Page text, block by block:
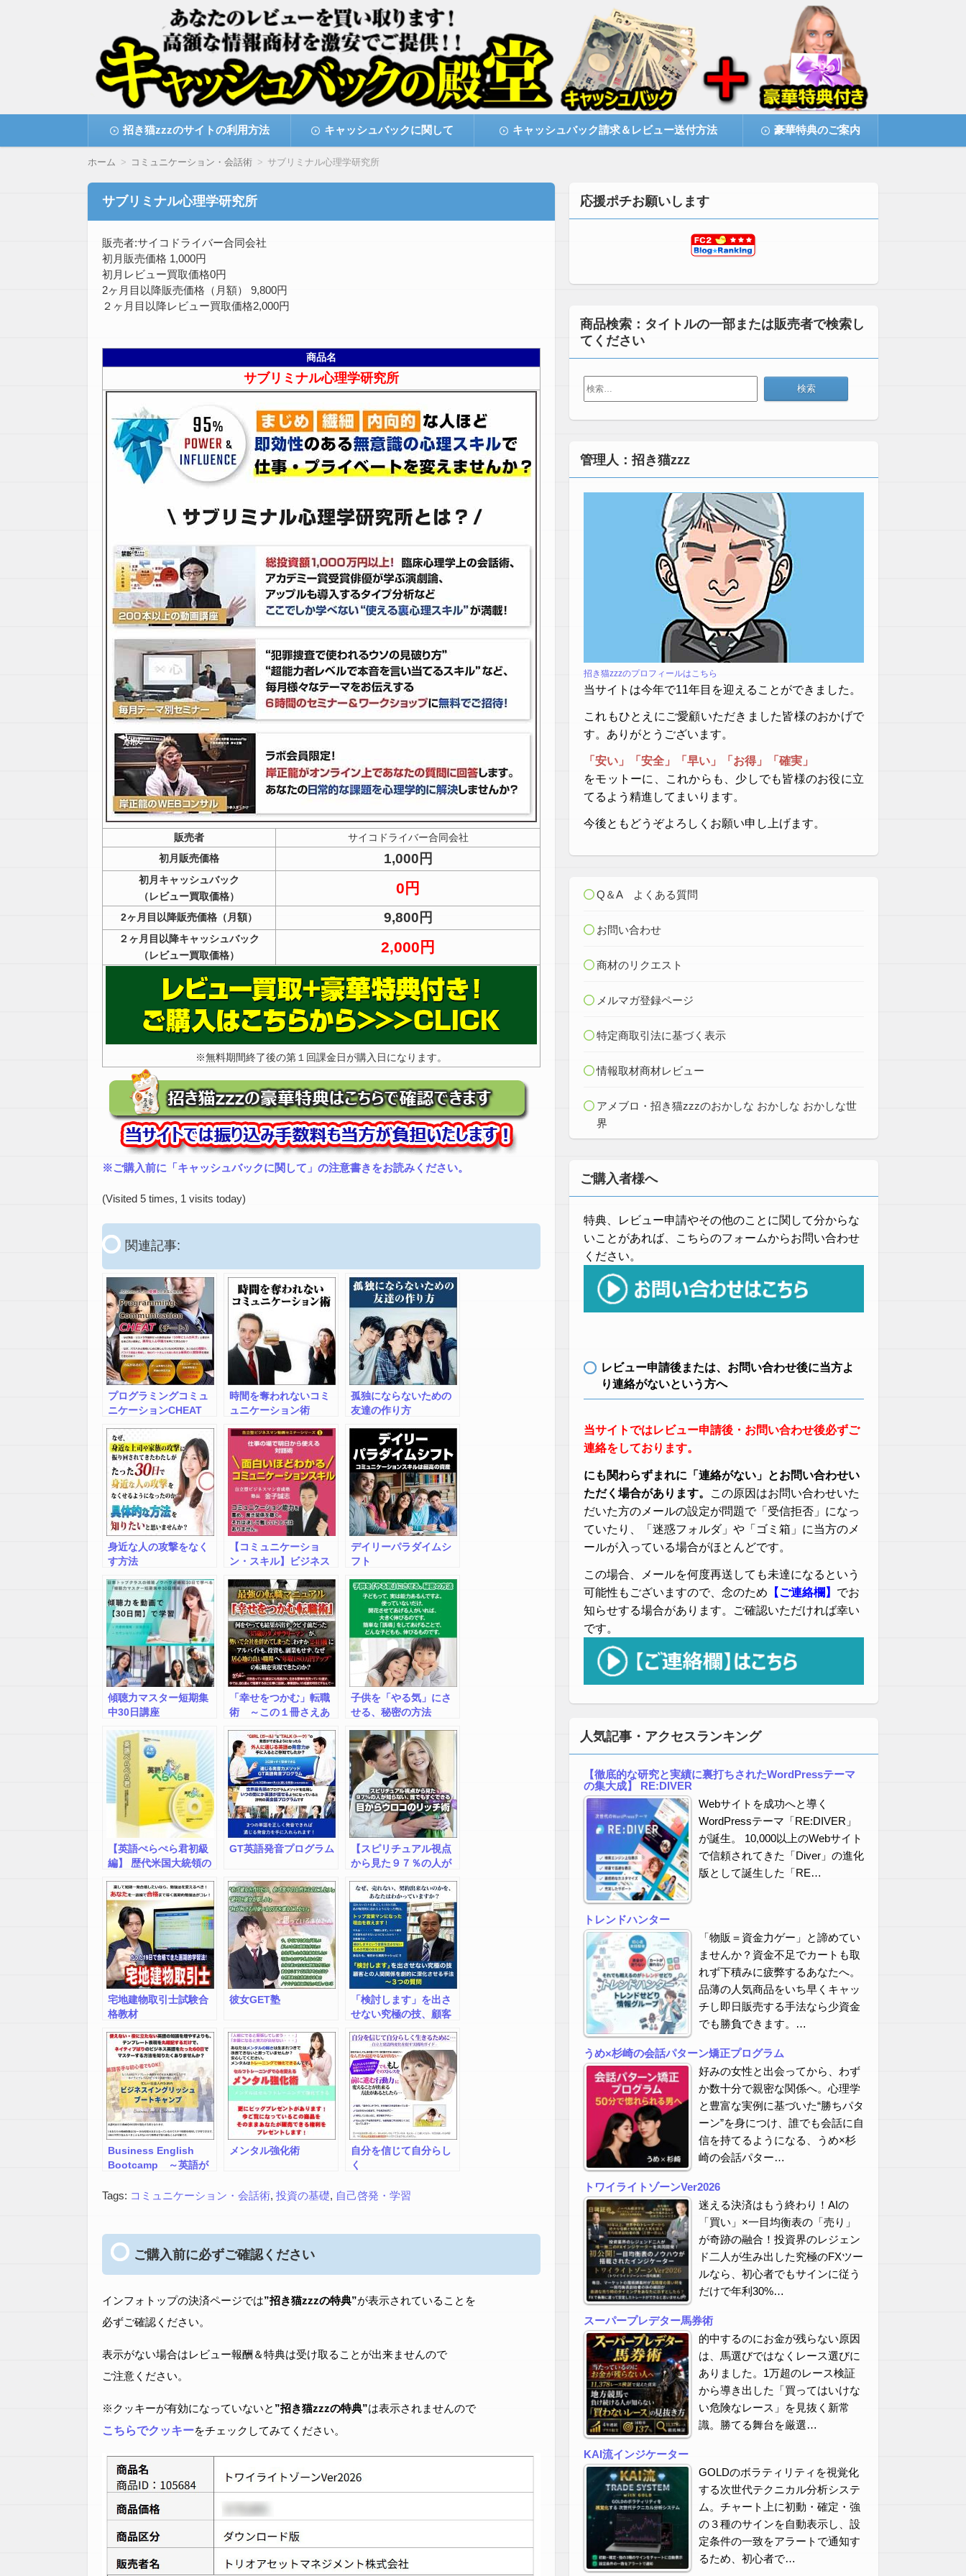
情報商材激安サイト・キャッシュバックの殿堂
高額な情報商材をレビューを買い取ることで激安で購入できます
テ
招き猫zzzのサイトの利用方法 キャッシュバックに関して キャッシュバック請求＆レビュー送付方法 豪華特典のご案内
ホーム コミュニケーション・会話術 サブリミナル心理学研究所
サブリミナル心理学研究所
販売者:サイコドライバー合同会社
初月販売価格 1,000円
初月レビュー買取価格0円
2ヶ月目以降販売価格（月額） 9,800円
２ヶ月目以降レビュー買取価格2,000円
商品名
サブリミナル心理学研究所
販売者
サイコドライバー合同会社
初月販売価格
1,000円
初月キャッシュバック
（レビュー買取価格）
0円
2ヶ月目以降販売価格（月額） 9,800円
２ヶ月目以降キャッシュバック
（レビュー買取価格）
2,000円
※無料期間終了後の第１回課金日が購入日になります。
※ご購入前に「キャッシュバックに関して」の注意書きをお読みください。
(Visited 5 times, 1 visits today)
関連記事:
プログラミングコミュ
ニケーションCHEAT
時間を奪われないコミ
ュニケーション術
孤独にならないための
友達の作り方
身近な人の攻撃をなく
す方法
【コミュニケーショ
ン・スキル】ビジネス
ップするためのコミュ
ニケーション
デイリーパラダイムシ
フト
傾聴力マスター短期集
中30日講座
「幸せをつかむ」転職
術 ～この１冊さえあ
る、実績抜群の転職マ
ニュアル～ ※特典終
了まで残りわずか
子供を「やる気」にさ
せる、秘密の方法
【英語ぺらぺら君初級
編】 歴代米国大統領の
学習法
GT英語発音プログラム
【スピリチュアル視点
から見た９７％の人が
のリッチ術！】
宅地建物取引士試験合
格教材
彼女GET塾
「検討します」を出さ
せない究極の技、顧客
深化させる手法～３つ
の質問
Business English
Bootcamp ～英語が
ビジネス英語マスター
メンタル強化術
自分を信じて自分らし
く
Tags: コミュニケーション・会話術, 投資の基礎, 自己啓発・学習
ご購入前に必ずご確認ください
インフォトップの決済ページでは”招き猫zzzの特典”が表示されていることを
必ずご確認ください。
表示がない場合はレビュー報酬＆特典は受け取ることが出来ませんので
ご注意ください。
※クッキーが有効になっていないと ”招き猫zzzの特典”は表示されませんので
こちらでクッキーをチェックしてみてください。
応援ポチお願いします
商品検索：タイトルの一部または販売者で検索し
てください
検
索:
管理人：招き猫zzz
招き猫zzzのプロフィールはこちら
当サイトは今年で11年目を迎えることができました。
これもひとえにご愛顧いただきました皆様のおかげで
す。ありがとうございます。
「安い」「安全」「早い」「お得」「確実」
をモットーに、これからも、少しでも皆様のお役に立
てるよう精進してまいります。
今後ともどうぞよろしくお願い申し上げます。
Q＆A よくある質問
お問い合わせ
商材のリクエスト
メルマガ登録ページ
特定商取引法に基づく表示
情報取材商材レビュー
アメブロ・招き猫zzzのおかしな おかしな おかしな世
界
ご購入者様へ
特典、レビュー申請やその他のことに関して分からな
いことがあれば、こちらのフォームからお問い合わせ
ください。
レビュー申請後または、お問い合わせ後に当方よ
り連絡がないという方へ
当サイトではレビュー申請後・お問い合わせ後必ずご
連絡をしております。
にも関わらずまれに「連絡がない」とお問い合わせい
ただく場合があります。
この原因はお問い合わせいた
だいた方のメールの設定が問題で「受信拒否」になっ
ていたり、「迷惑フォルダ」や「ゴミ箱」に当方のメ
ールが入っている場合がほとんどです。
この場合、メールを何度再送しても未達になるという
可能性もございますので、念のため 【ご連絡欄】 でお
知らせする場合があります。ご確認いただければ幸い
です。
人気記事・アクセスランキング
【徹底的な研究と実績に裏打ちされたWordPressテーマ
の集大成】 RE:DIVER
Webサイトを成功へと導く
WordPressテーマ「RE:DIVER」
が誕生。 10,000以上のWebサイト
で信頼されてきた「Diver」の進化
版として誕生した「RE…
トレンドハンター
「物販＝資金力ゲー」と諦めてい
ませんか？資金不足でカートも取
れず下積みに疲弊するあなたへ。
品薄の人気商品をいち早くキャッ
チし即日販売する手法なら少資金
でも勝負できます。…
うめ×杉崎の会話パターン矯正プログラム
好みの女性と出会ってから、わず
か数十分で親密な関係へ。心理学
と豊富な実例に基づいた“勝ちパタ
ーン”を身につけ、誰でも会話に自
信を持てるようになる、うめ×杉
崎の会話パター…
トワイライトゾーンVer2026
迷える決済はもう終わり！AIの
「買い」×一目均衡表の「売り」
が奇跡の融合！投資界のレジェン
ド二人が生み出した究極のFXツー
ルなら、初心者でもサインに従う
だけで年利30%…
スーパープレデター馬券術
的中するのにお金が残らない原因
は、馬選びではなくレース選びに
ありました。1万超のレース検証
から導き出した「買ってはいけな
い危険なレース」を見抜く新常
識。勝てる舞台を厳選…
KAI流インジケーター
GOLDのボラティリティを視覚化
する次世代テクニカル分析システ
ム。チャート上に初動・確定・強
の３種のサインを自動表示し、設
定条件の一致をアラートで通知す
るため、初心者で…